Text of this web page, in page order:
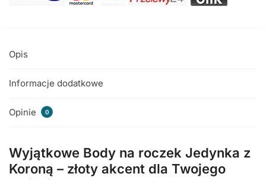
Opis
Informacje dodatkowe
Opinie 0
Wyjątkowe Body na roczek Jedynka z
Koroną – złoty akcent dla Twojego